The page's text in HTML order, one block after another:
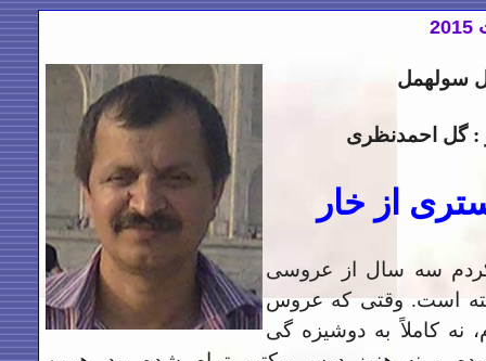
سوله­مل
: گل احمدنظری
از خار
کردم سه سال از عروسی
است. وقتی که عروس
نه کاملاً به دوشیزه گی